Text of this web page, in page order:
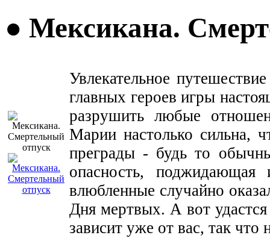
● Мексикана.
Увлекательное
главных героев игры
разрушить любые
Марии настолько сильна,
преграды - будь то
опасность,
влюбленные случайно
Дня мертвых. А вот
зависит уже от вас, так что